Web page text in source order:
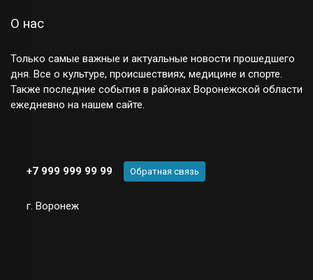
О нас
Только самые важные и актуальные новости прошедшего
дня. Все о культуре, происшествиях, медицине и спорте.
Также последние события в районах Воронежской области
ежедневно на нашем сайте.
+7 999 999 99 99 Обратная связь
г. Воронеж